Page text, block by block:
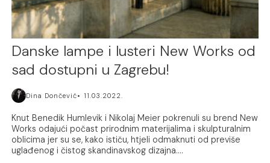
Danske lampe i lusteri New Works od
sad dostupni u Zagrebu!
Dina Dončević 11.03.2022.
Knut Benedik Humlevik i Nikolaj Meier pokrenuli su brend New
Works odajući počast prirodnim materijalima i skulpturalnim
oblicima jer su se, kako ističu, htjeli odmaknuti od previše
uglađenog i čistog skandinavskog dizajna....